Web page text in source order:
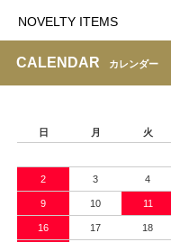
NOVELTY ITEMS
CALENDAR カレンダー
日
月 火
2 3 4
9 10 11
16 17 18